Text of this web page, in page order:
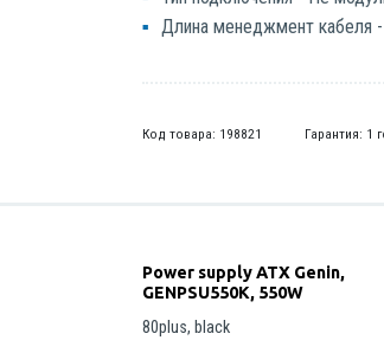
Длина менеджмент кабеля
Код товара: 198821 Гарантия: 1
Power supply ATX Genin,
GENPSU550K, 550W
80plus, black